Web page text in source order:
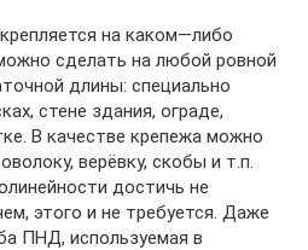
на каком—либо
сделать на любой ровной
длины: специально
стене здания, ограде,
В качестве крепежа можно
верёвку, скобы и т.п.
достичь не
этого и не требуется. Даже
ПНД, используемая в